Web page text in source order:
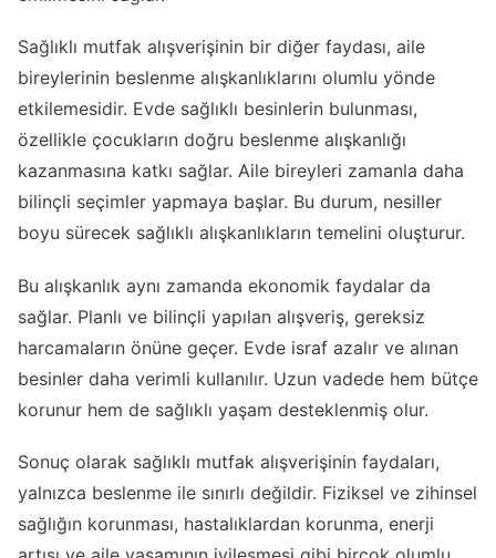
Sağlıklı mutfak alışverişinin bir diğer faydası, aile
bireylerinin beslenme alışkanlıklarını olumlu yönde
etkilemesidir. Evde sağlıklı besinlerin bulunması,
özellikle çocukların doğru beslenme alışkanlığı
kazanmasına katkı sağlar. Aile bireyleri zamanla daha
bilinçli seçimler yapmaya başlar. Bu durum, nesiller
boyu sürecek sağlıklı alışkanlıkların temelini oluşturur.
Bu alışkanlık aynı zamanda ekonomik faydalar da
sağlar. Planlı ve bilinçli yapılan alışveriş, gereksiz
harcamaların önüne geçer. Evde israf azalır ve alınan
besinler daha verimli kullanılır. Uzun vadede hem bütçe
korunur hem de sağlıklı yaşam desteklenmiş olur.
Sonuç olarak sağlıklı mutfak alışverişinin faydaları,
yalnızca beslenme ile sınırlı değildir. Fiziksel ve zihinsel
sağlığın korunması, hastalıklardan korunma, enerji